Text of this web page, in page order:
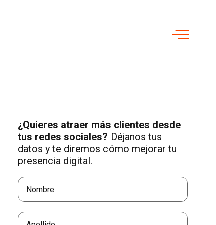
¿Quieres atraer más clientes desde
tus redes sociales? Déjanos tus
datos y te diremos cómo mejorar tu
presencia digital.